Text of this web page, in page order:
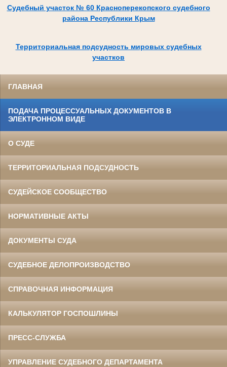
Судебный участок № 60 Красноперекопского судебного
района Республики Крым
Территориальная подсудность мировых судебных
участков
ГЛАВНАЯ
ПОДАЧА ПРОЦЕССУАЛЬНЫХ ДОКУМЕНТОВ В
ЭЛЕКТРОННОМ ВИДЕ
О СУДЕ
ТЕРРИТОРИАЛЬНАЯ ПОДСУДНОСТЬ
СУДЕЙСКОЕ СООБЩЕСТВО
НОРМАТИВНЫЕ АКТЫ
ДОКУМЕНТЫ СУДА
СУДЕБНОЕ ДЕЛОПРОИЗВОДСТВО
СПРАВОЧНАЯ ИНФОРМАЦИЯ
КАЛЬКУЛЯТОР ГОСПОШЛИНЫ
ПРЕСС-СЛУЖБА
УПРАВЛЕНИЕ СУДЕБНОГО ДЕПАРТАМЕНТА